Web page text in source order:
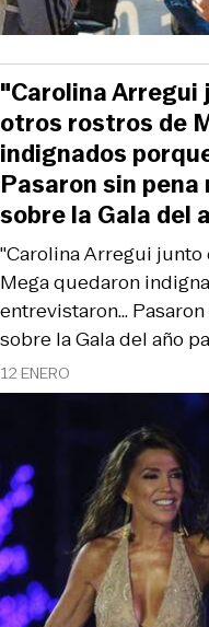
12 ENERO
"Carolina Arregui
Mega quedaron
entrevistaron...
sobre la Gala del año
"Carolina Arregui
otros rostros de
indignados
Pasaron sin
sobre la Gala del